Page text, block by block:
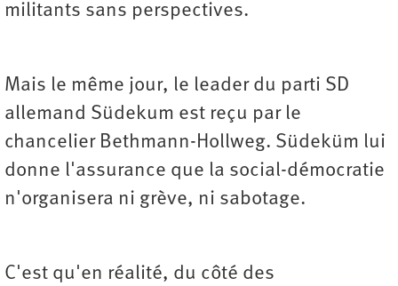
militants sans perspectives.
Mais le même jour, le leader du parti SD
allemand Südekum est reçu par le
chancelier Bethmann-Hollweg. Südeküm lui
donne l'assurance que la social-démocratie
n'organisera ni grève, ni sabotage.
C'est qu'en réalité, du côté des